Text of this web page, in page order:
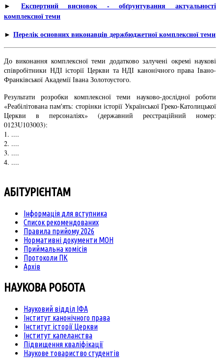
► Експертний висновок - обґрунтування актуальності
комплексної теми
► Перелік основних виконавців держбюджетної комплексної теми
До виконання комплексної теми додатково залучені окремі наукові
співробітники НДІ історії Церкви та НДІ канонічного права Івано-
Франківської Академії Івана Золотоустого.
Результати розробки комплексної теми науково-дослідної роботи
«Реабілітована пам'ять: сторінки історії Української Греко-Католицької
Церкви в персоналіях» (державний реєстраційний номер:
0123U103003):
1. ....
2. ....
3. ....
4. ....
АБІТУРІЄНТАМ
Інформація для вступника
Список рекомендованих
Правила прийому 2026
Нормативні документи МОН
Приймальна комісія
Протоколи ПК
Архів
НАУКОВА РОБОТА
Науковий відділ ІФА
Інститут канонічного права
Інститут історії Церкви
Інститут капеланства
Підвищення кваліфікації
Наукове товариство студентів